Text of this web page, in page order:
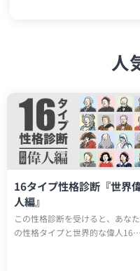
人
16タイプ性格診断『世界
人編』
この性格診断を受けると、あなた
の性格タイプと世界的な偉人16人